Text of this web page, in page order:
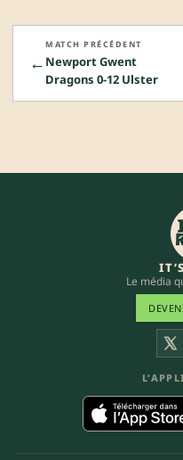
←
MATCH PRÉCÉDENT
Newport Gwent
Dragons 0-12 Ulster
Le média
X